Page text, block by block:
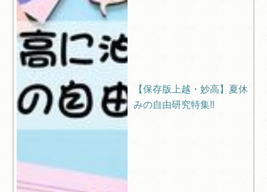
【保存版上越・妙高】夏休
みの自由研究特集!!